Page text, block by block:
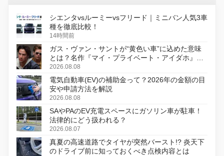
シエンタvsルーミーvsフリード｜ミニバン人気3車
種を徹底比較！
14時間前
ガス・ヴァン・サントが“黄色い車”に込めた意味
とは？名作『マイ・プライベート・アイダホ』が
初のデジタルリマスター版で復活
2026.08.08
電気自動車(EV)の補助金って？2026年の金額の目
安や申請方法を解説
2026.08.08
SAやPAのEV充電スペースにガソリン車が駐車！
法律的にどう扱われる？
2026.08.07
真夏の高速道路でタイヤが突然バースト!? 炎天下
のドライブ前に知っておくべき点検内容とは